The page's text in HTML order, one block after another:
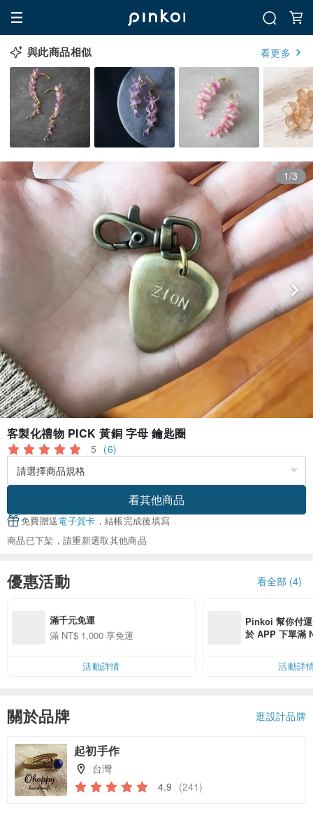
與此商品相似 看更多
1/3
客製化禮物 PICK 黃銅 字母 鑰匙圈
5 (6)
看其他商品
免費贈送電子賀卡 ，結帳完成後填寫
商品已下架，請重新選取其他商品
優惠活動 看全部 (4)
滿千元免運
滿 NT$ 1,000 享免運
活動詳情
Pinkoi 幫你付
於 APP 下單滿
活動詳
關於品牌 逛設計品牌
起初手作
台灣
4.9 (241)